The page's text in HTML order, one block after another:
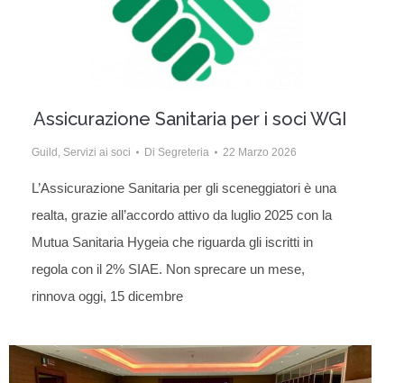
Assicurazione Sanitaria per i soci WGI
Guild , Servizi ai soci Di Segreteria 22 Marzo 2026
L’Assicurazione Sanitaria per gli sceneggiatori è una
realta, grazie all’accordo attivo da luglio 2025 con la
Mutua Sanitaria Hygeia che riguarda gli iscritti in
regola con il 2% SIAE. Non sprecare un mese,
rinnova oggi, 15 dicembre